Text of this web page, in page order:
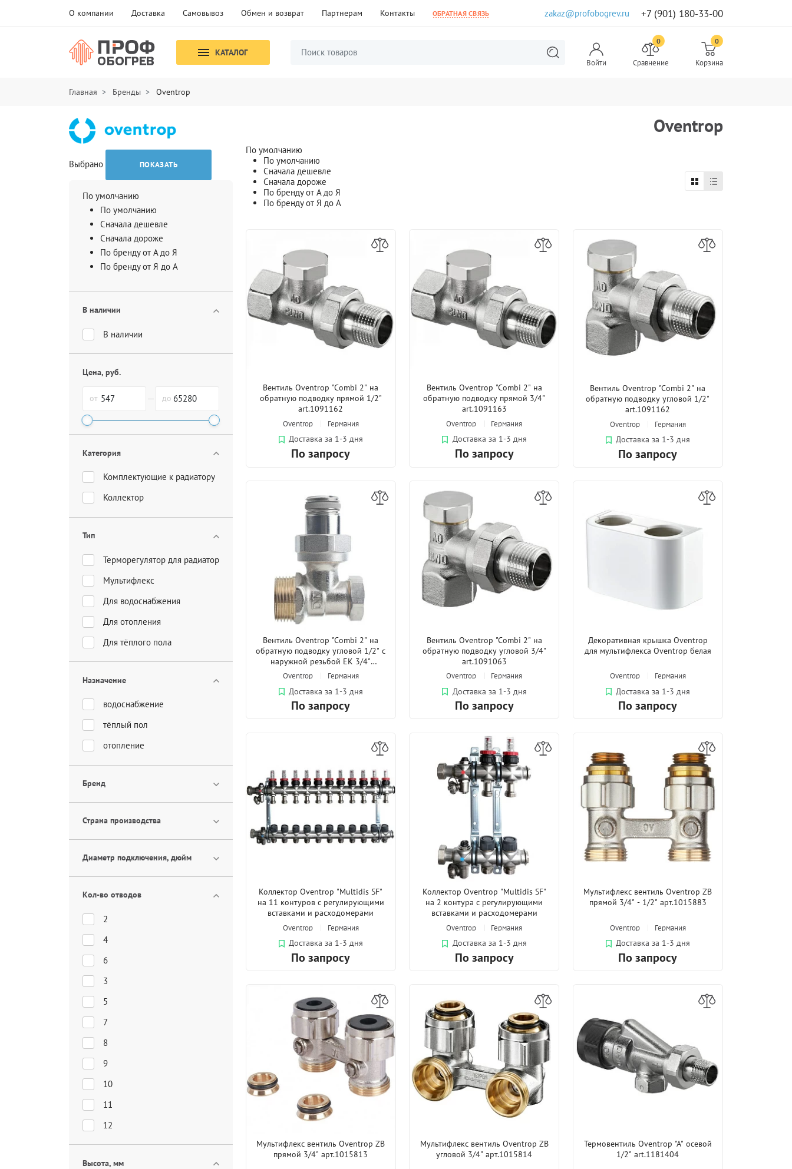
О компании Доставка Самовывоз Обмен и возврат Партнерам Контакты ОБРАТНАЯ СВЯЗЬ zakaz@profobogrev.ru +7 (901) 180-33-00
КАТАЛОГ
Войти
0
Сравнение
0
Корзина
Главная Бренды Oventrop
Oventrop
Выбрано ПОКАЗАТЬ
По умолчанию
По умолчанию
Сначала дешевле
Сначала дороже
По бренду от А до Я
По бренду от Я до А
В наличии
В наличии
Цена, руб.
от до
Категория
Комплектующие к радиатору
Коллектор
Тип
Терморегулятор для радиатора
Мультифлекс
Для водоснабжения
Для отопления
Для тёплого пола
Назначение
водоснабжение
тёплый пол
отопление
Бренд
Страна производства
Диаметр подключения, дюйм
Кол-во отводов
2
4
6
3
5
7
8
9
10
11
12
Высота, мм
По умолчанию
По умолчанию
Сначала дешевле
Сначала дороже
По бренду от А до Я
По бренду от Я до А
Вентиль Oventrop "Combi 2" на
обратную подводку прямой 1/2"
art.1091162
Oventrop Германия
Доставка за 1-3 дня
По запросу
Вентиль Oventrop "Combi 2" на
обратную подводку прямой 3/4"
art.1091163
Oventrop Германия
Доставка за 1-3 дня
По запросу
Вентиль Oventrop "Combi 2" на
обратную подводку угловой 1/2"
art.1091162
Oventrop Германия
Доставка за 1-3 дня
По запросу
Вентиль Oventrop "Combi 2" на
обратную подводку угловой 1/2" с
наружной резьбой EK 3/4"
art.1091072
Oventrop Германия
Доставка за 1-3 дня
По запросу
Вентиль Oventrop "Combi 2" на
обратную подводку угловой 3/4"
art.1091063
Oventrop Германия
Доставка за 1-3 дня
По запросу
Декоративная крышка Oventrop
для мультифлекса Oventrop белая
Oventrop Германия
Доставка за 1-3 дня
По запросу
Коллектор Oventrop "Multidis SF"
на 11 контуров с регулирующими
вставками и расходомерами
Oventrop Германия
Доставка за 1-3 дня
По запросу
Коллектор Oventrop "Multidis SF"
на 2 контура с регулирующими
вставками и расходомерами
Oventrop Германия
Доставка за 1-3 дня
По запросу
Мультифлекс вентиль Oventrop ZB
прямой 3/4" - 1/2" арт.1015883
Oventrop Германия
Доставка за 1-3 дня
По запросу
Мультифлекс вентиль Oventrop ZB
прямой 3/4" арт.1015813
Мультифлекс вентиль Oventrop ZB
угловой 3/4" арт.1015814
Термовентиль Oventrop "A" осевой
1/2" art.1181404